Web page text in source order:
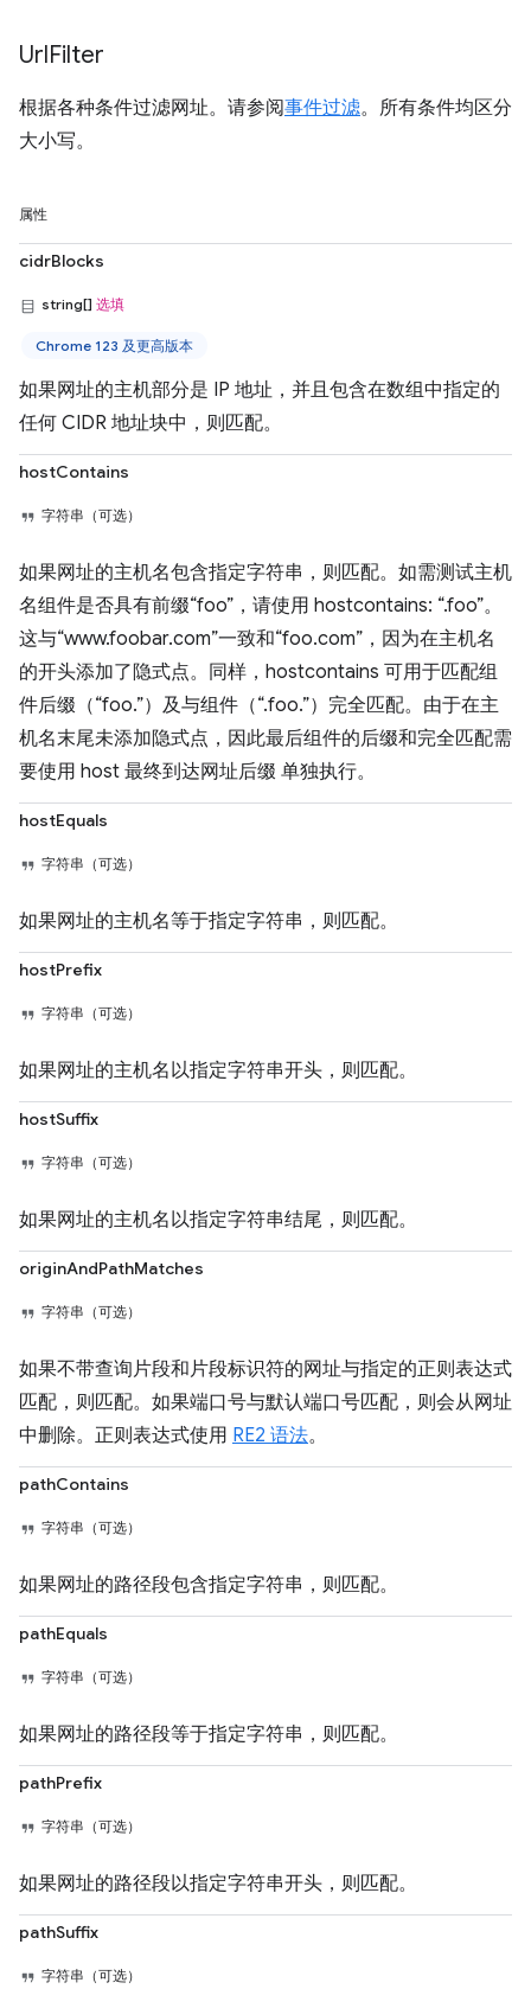
UrlFilter
根据各种条件过滤网址。请参阅事件过滤。所有条件均区分
大小写。
属性
cidrBlocks
string[] 选填
Chrome 123 及更高版本
如果网址的主机部分是 IP 地址，并且包含在数组中指定的
任何 CIDR 地址块中，则匹配。
hostContains
字符串（可选）
如果网址的主机名包含指定字符串，则匹配。如需测试主机
名组件是否具有前缀“foo”，请使用 hostcontains: “.foo”。
这与“www.foobar.com”一致和“foo.com”，因为在主机名
的开头添加了隐式点。同样，hostcontains 可用于匹配组
件后缀（“foo.”）及与组件（“.foo.”）完全匹配。由于在主
机名末尾未添加隐式点，因此最后组件的后缀和完全匹配需
要使用 host 最终到达网址后缀 单独执行。
hostEquals
字符串（可选）
如果网址的主机名等于指定字符串，则匹配。
hostPrefix
字符串（可选）
如果网址的主机名以指定字符串开头，则匹配。
hostSuffix
字符串（可选）
如果网址的主机名以指定字符串结尾，则匹配。
originAndPathMatches
字符串（可选）
如果不带查询片段和片段标识符的网址与指定的正则表达式
匹配，则匹配。如果端口号与默认端口号匹配，则会从网址
中删除。正则表达式使用 RE2 语法。
pathContains
字符串（可选）
如果网址的路径段包含指定字符串，则匹配。
pathEquals
字符串（可选）
如果网址的路径段等于指定字符串，则匹配。
pathPrefix
字符串（可选）
如果网址的路径段以指定字符串开头，则匹配。
pathSuffix
字符串（可选）